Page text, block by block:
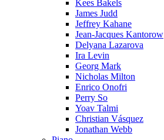
Kees Bakels
James Judd
Jeffrey Kahane
Jean-Jacques Kantorow
Delyana Lazarova
Ira Levin
Georg Mark
Nicholas Milton
Enrico Onofri
Perry So
Yoav Talmi
Christian Vásquez
Jonathan Webb